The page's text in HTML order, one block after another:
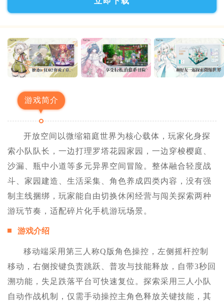
游戏简介
开放空间以微缩箱庭世界为核心载体，玩家化身探
索小队队长，一边打理罗塔花园家园，一边穿梭樱庭、
沙漏、瓶中小道等多元异界空间冒险。整体融合轻度战
斗、家园建造、生活采集、角色养成四类内容，没有强
制主线捆绑，玩家能自由切换休闲经营与闯关探索两种
游玩节奏，适配碎片化手机游玩场景。
游戏介绍
移动端采用第三人称Q版角色操控，左侧摇杆控制
移动，右侧按键负责跳跃、普攻与技能释放，自带3秒回
溯功能，失足跌落平台可快速复位。探索采用三人小队
自动作战机制，仅需手动操控主角色释放关键技能，其